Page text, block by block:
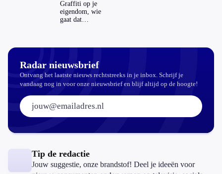
echt
aantrekkelijker?
Graffiti op je
eigendom, wie
gaat dat
Radar nieuwsbrief
Ontvang het laatste nieuws rechtstreeks in je inbox. Schrijf je
vandaag nog in voor onze nieuwsbrief en blijf altijd op de hoogte!
E-mailadres:
Tip de redactie
Jouw suggestie, onze brandstof! Deel je ideeën voor